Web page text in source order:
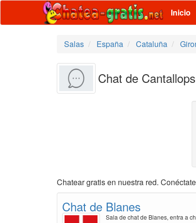
Inicio
Salas España Cataluña
Chat de
Chatear gratis en nuestra red.
Chat de Blanes
Sala de chat de Blanes, entra a